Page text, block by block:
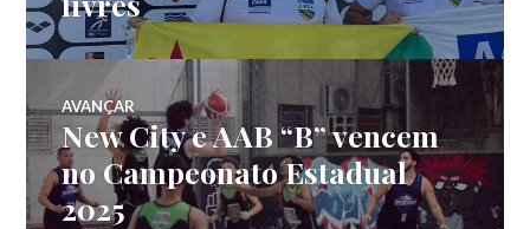
AVANÇAR
New City e AAB “B” vencem
no Campeonato Estadual
2025